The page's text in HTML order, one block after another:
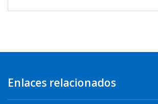
Enlaces relacionados